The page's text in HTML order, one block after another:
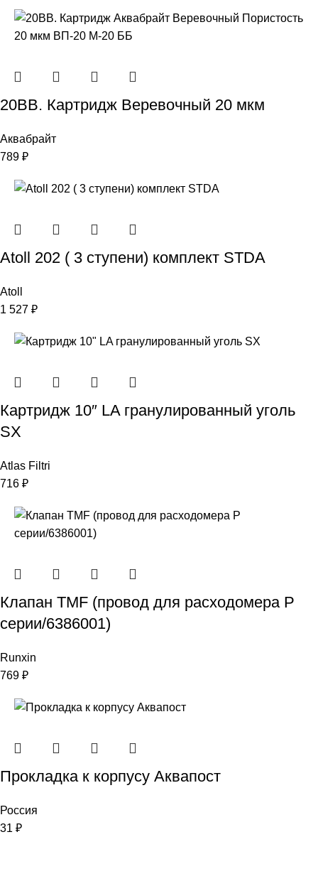
20ВВ. Картридж Веревочный 20 мкм
Аквабрайт
789 ₽
Atoll 202 ( 3 ступени) комплект STDA
Atoll
1 527 ₽
Картридж 10″ LA гранулированный уголь
SX
Atlas Filtri
716 ₽
Клапан TMF (провод для расходомера Р
серии/6386001)
Runxin
769 ₽
Прокладка к корпусу Аквапост
Россия
31 ₽